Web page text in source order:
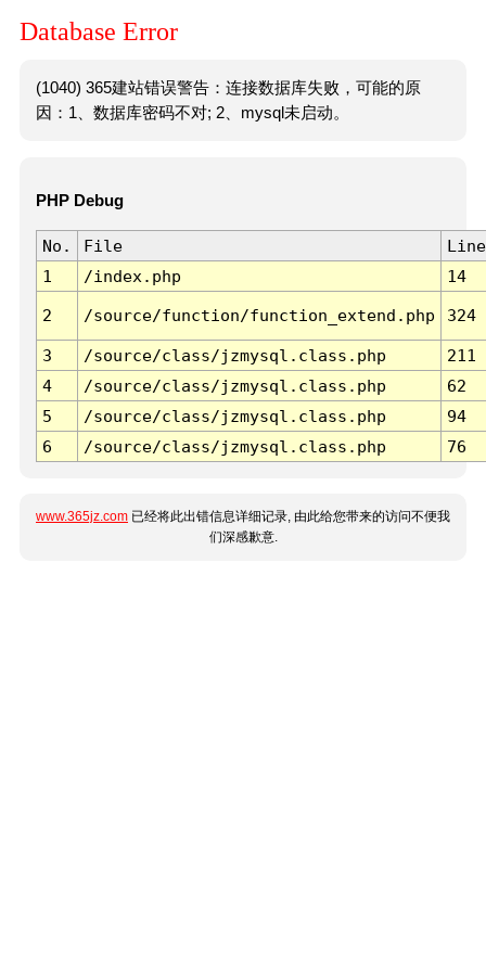
Database Error
(1040) 365建站错误警告：连接数据库失败，可能的原
因：1、数据库密码不对; 2、mysql未启动。
PHP Debug
No. File
Line
1
/index.php 14
2 /source/function/function_extend.php 324
3 /source/class/jzmysql.class.php
211
4
/source/class/jzmysql.class.php
62
5
/source/class/jzmysql.class.php
94
6
/source/class/jzmysql.class.php 76
www.365jz.com 已经将此出错信息详细记录, 由此给您带来的访问不便我
们深感歉意.